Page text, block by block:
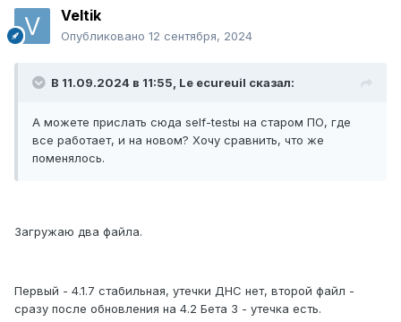
Veltik
Опубликовано 12 сентября, 2024
В 11.09.2024 в 11:55, Le ecureuil сказал:
А можете прислать сюда self-testы на старом ПО, где
все работает, и на новом? Хочу сравнить, что же
поменялось.
Загружаю два файла.
Первый - 4.1.7 стабильная, утечки ДНС нет, второй файл -
сразу после обновления на 4.2 Бета 3 - утечка есть.